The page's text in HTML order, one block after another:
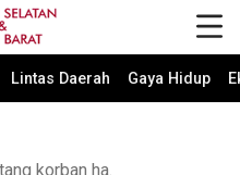
Lintas Daerah Gaya Hidup
korban ha.